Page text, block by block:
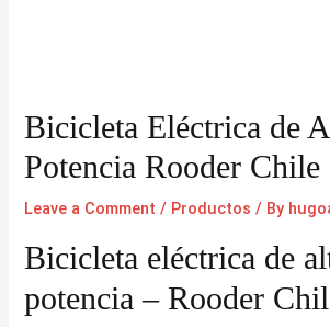
Bicicleta Eléctrica de
Potencia Rooder Chile
Leave a Comment / Productos / By
Bicicleta eléctrica de
potencia – Rooder